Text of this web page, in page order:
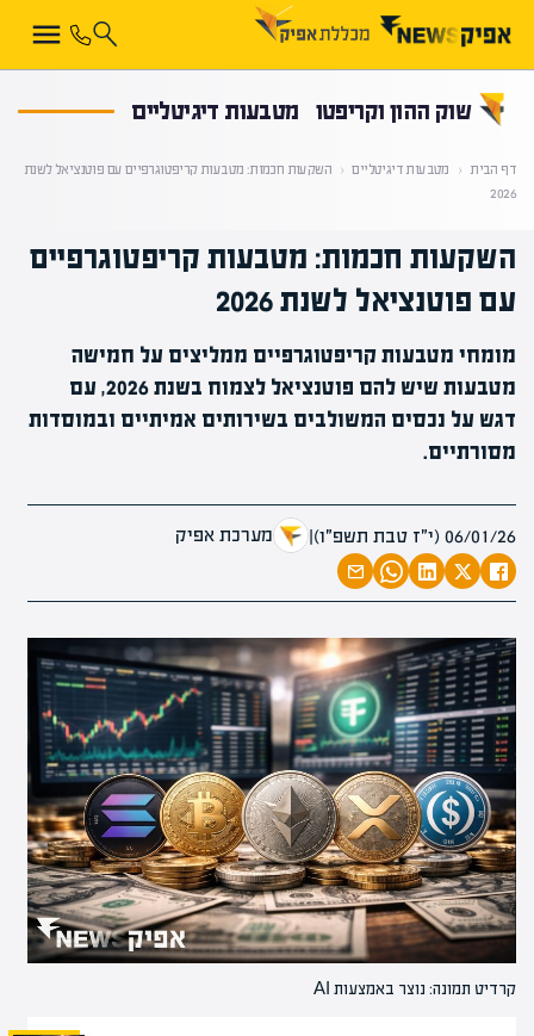
שוק ההון וקריפטו מטבעות דיגיטליים
דף הבית ‹ מטבעות דיגיטליים ‹ השקעות חכמות: מטבעות קריפטוגרפיים עם פוטנציאל לשנת
2026
השקעות חכמות: מטבעות קריפטוגרפיים
עם פוטנציאל לשנת 2026
מומחי מטבעות קריפטוגרפיים ממליצים על חמישה
מטבעות שיש להם פוטנציאל לצמוח בשנת 2026, עם
דגש על נכסים המשולבים בשירותים אמיתיים ובמוסדות
מסורתיים.
06/01/26 (י״ז טבת תשפ״ו) | מערכת אפיק
קרדיט תמונה: נוצר באמצעות AI